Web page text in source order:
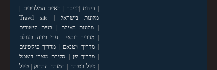
|חידות |זנזיבר | האיים המלדיבים |
מלונות בישראל |
Travel site
|מלונות באילת | בניית קישורים
| מדריך דובאי | ערי בירה בעולם
|מדריך ויטנאם | מדריך פיליפינים
|מדריך יפן | סקירת מוצרי חשמל
| טיול במזרח | המזרח הרחוק| טיול